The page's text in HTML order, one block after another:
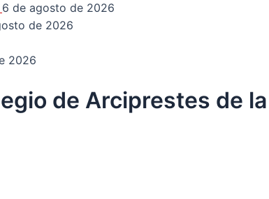
6 de agosto de 2026
de 2026
2026
de Arciprestes de